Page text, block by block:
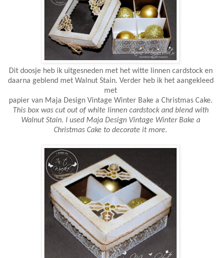
Dit doosje heb ik uitgesneden met het witte linnen cardstock en
daarna geblend met Walnut Stain. Verder heb ik het aangekleed
met
papier van Maja Design Vintage Winter Bake a Christmas Cake.
This box was cut out of white linnen cardstock and blend with
Walnut Stain. I used Maja Design Vintage Winter Bake a
Christmas Cake to decorate it more.